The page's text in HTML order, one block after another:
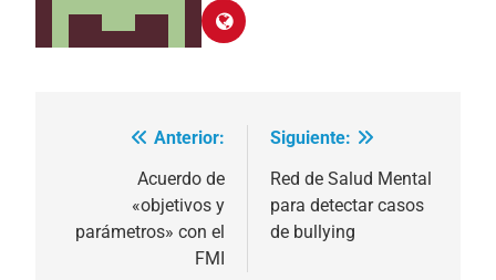
Navegación
entradas
Anterior:
Acuerdo de
«objetivos y
parámetros» con el
FMI
Siguiente:
Red de Salud Mental
para detectar casos
de bullying